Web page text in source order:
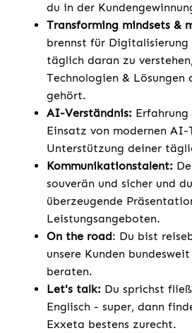
du in der
Transforming mindsets &
brennst für
täglich daran zu
Technologien & Lösungen
gehört.
AI-Verständnis:
Einsatz von modernen AI-
Unterstützung deiner
Kommunikationstalent:
souverän und sicher und
überzeugende
Leistungsangeboten.
On the road: Du bist
unsere Kunden
beraten.
Let's talk: Du sprichst
Englisch - super, dann
Exxeta bestens zurecht.